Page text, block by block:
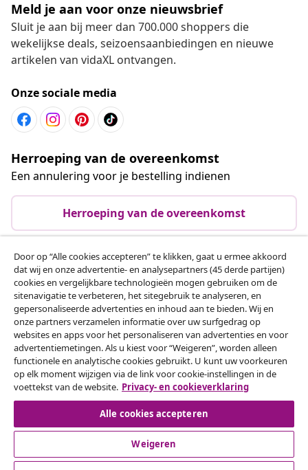
Meld je aan voor onze nieuwsbrief
Sluit je aan bij meer dan 700.000 shoppers die
wekelijkse deals, seizoensaanbiedingen en nieuwe
artikelen van vidaXL ontvangen.
Onze sociale media
Herroeping van de overeenkomst
Een annulering voor je bestelling indienen
Herroeping van de overeenkomst
Klantenservice
Zakelijk
vidaXL
Ontdek meer
Door op “Alle cookies accepteren” te klikken, gaat u ermee akkoord
dat wij en onze advertentie- en analysepartners (45 derde partijen)
cookies en vergelijkbare technologieën mogen gebruiken om de
sitenavigatie te verbeteren, het sitegebruik te analyseren, en
gepersonaliseerde advertenties en inhoud aan te bieden. Wij en
onze partners verzamelen informatie over uw surfgedrag op
websites en apps voor het personaliseren van advertenties en voor
advertentiemetingen. Als u kiest voor “Weigeren”, worden alleen
functionele en analytische cookies gebruikt. U kunt uw voorkeuren
op elk moment wijzigen via de link voor cookie-instellingen in de
voettekst van de website. Privacy- en cookieverklaring
Alle cookies accepteren
Weigeren